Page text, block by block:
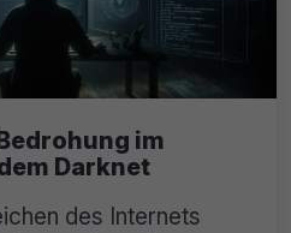
im
Darknet
des Internets